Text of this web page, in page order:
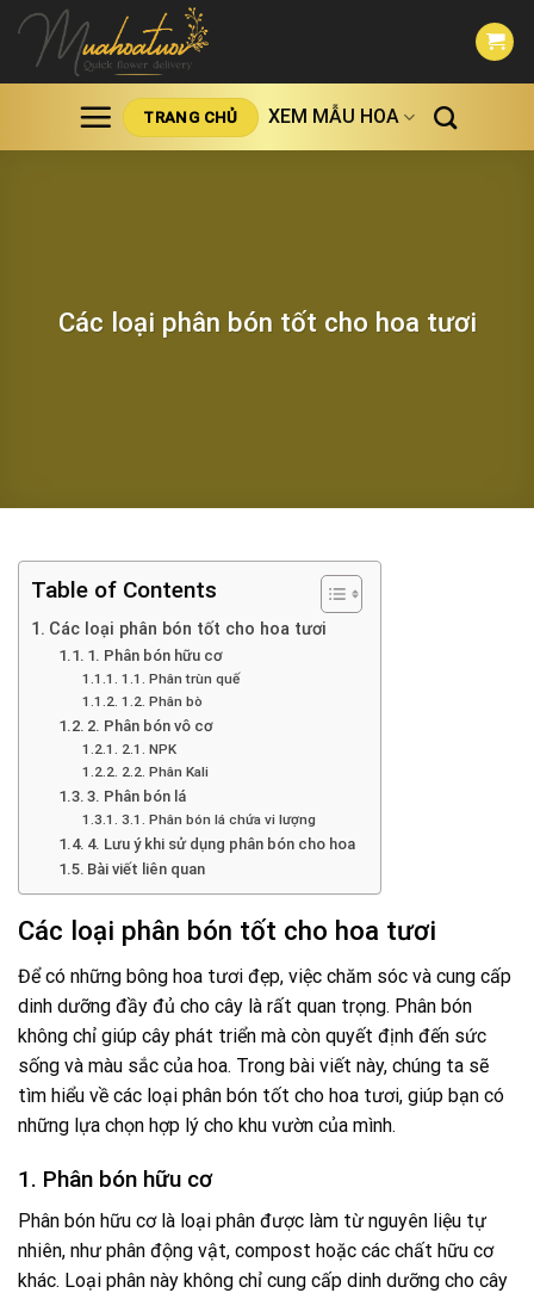
Skip
content
TRANG CHỦ XEM MẪU HOA
Các loại phân bón tốt cho hoa tươi
Table of Contents
Các loại phân bón tốt cho hoa tươi
1. Phân bón hữu cơ
1.1. Phân trùn quế
1.2. Phân bò
2. Phân bón vô cơ
2.1. NPK
2.2. Phân Kali
3. Phân bón lá
3.1. Phân bón lá chứa vi lượng
4. Lưu ý khi sử dụng phân bón cho hoa
Bài viết liên quan
Các loại phân bón tốt cho hoa tươi
Để có những bông hoa tươi đẹp, việc chăm sóc và cung cấp
dinh dưỡng đầy đủ cho cây là rất quan trọng. Phân bón
không chỉ giúp cây phát triển mà còn quyết định đến sức
sống và màu sắc của hoa. Trong bài viết này, chúng ta sẽ
tìm hiểu về các loại phân bón tốt cho hoa tươi, giúp bạn có
những lựa chọn hợp lý cho khu vườn của mình.
1. Phân bón hữu cơ
Phân bón hữu cơ là loại phân được làm từ nguyên liệu tự
nhiên, như phân động vật, compost hoặc các chất hữu cơ
khác. Loại phân này không chỉ cung cấp dinh dưỡng cho cây